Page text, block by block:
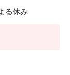
る休み